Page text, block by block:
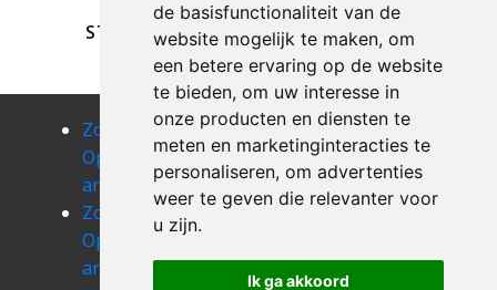
de basisfunctionaliteit van de
website mogelijk te maken, om
een betere ervaring op de website
te bieden, om uw interesse in
onze producten en diensten te
meten en marketinginteracties te
personaliseren, om advertenties
weer te geven die relevanter voor
u zijn.
Ik ga akkoord
STUREN
Zolder
Opruimen
anvaing
Zolder
Opruimen
arbre
Zolder
Opruimen
arc-ainieres
Zolder
Opruimen
arc-
Zolder
arquennes
Zolder
asquillies